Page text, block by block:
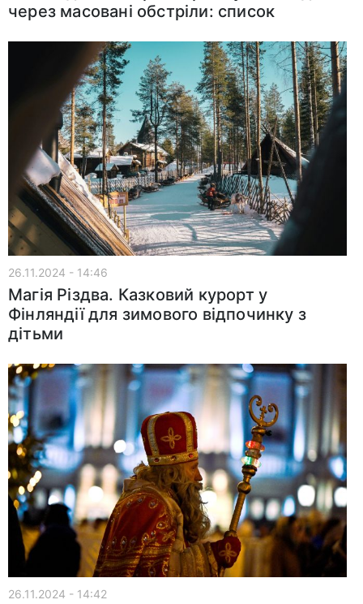
через масовані обстріли: список
26.11.2024 - 14:46
Магія Різдва. Казковий курорт у
Фінляндії для зимового відпочинку з
дітьми
26.11.2024 - 14:42